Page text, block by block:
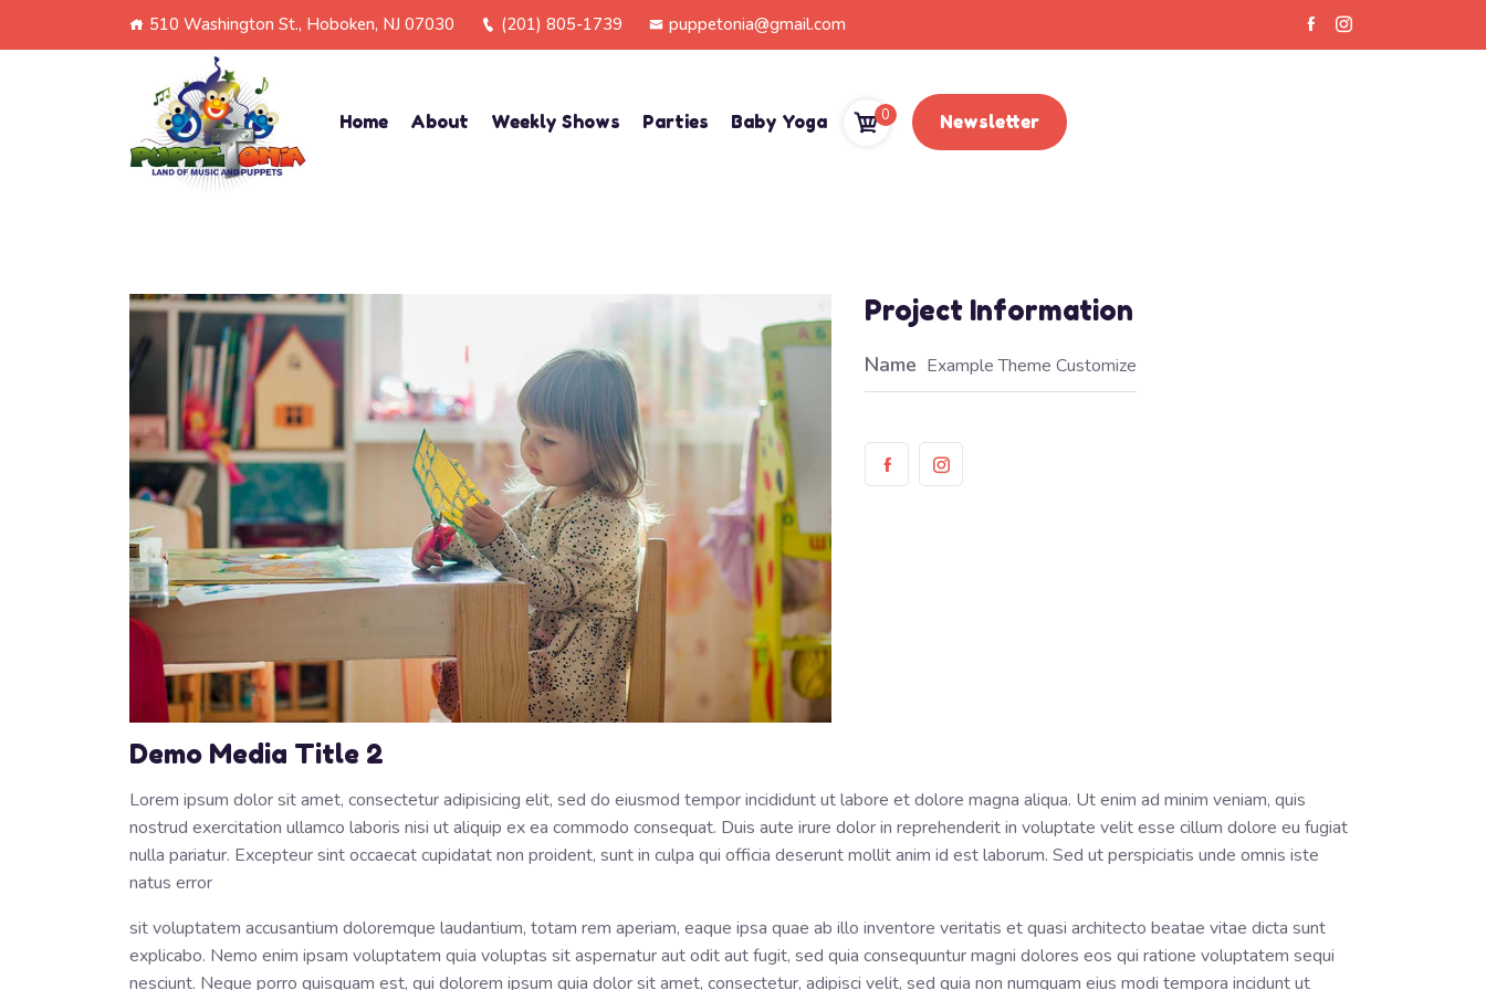
510 Washington St., Hoboken, NJ 07030 (201) 805-1739 puppetonia@gmail.com
Home About Weekly Shows Parties Baby Yoga 0 Newsletter
Project Information
Name Example Theme Customize
Demo Media Title 2
Lorem ipsum dolor sit amet, consectetur adipisicing elit, sed do eiusmod tempor incididunt ut labore et dolore magna aliqua. Ut enim ad minim veniam, quis
nostrud exercitation ullamco laboris nisi ut aliquip ex ea commodo consequat. Duis aute irure dolor in reprehenderit in voluptate velit esse cillum dolore eu fugiat
nulla pariatur. Excepteur sint occaecat cupidatat non proident, sunt in culpa qui officia deserunt mollit anim id est laborum. Sed ut perspiciatis unde omnis iste
natus error
sit voluptatem accusantium doloremque laudantium, totam rem aperiam, eaque ipsa quae ab illo inventore veritatis et quasi architecto beatae vitae dicta sunt
explicabo. Nemo enim ipsam voluptatem quia voluptas sit aspernatur aut odit aut fugit, sed quia consequuntur magni dolores eos qui ratione voluptatem sequi
nesciunt. Neque porro quisquam est, qui dolorem ipsum quia dolor sit amet, consectetur, adipisci velit, sed quia non numquam eius modi tempora incidunt ut